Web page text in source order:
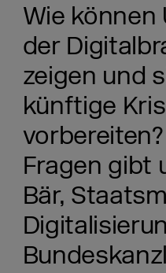
Wie können
der
zeigen und
künftige
Fragen gibt
Bär,